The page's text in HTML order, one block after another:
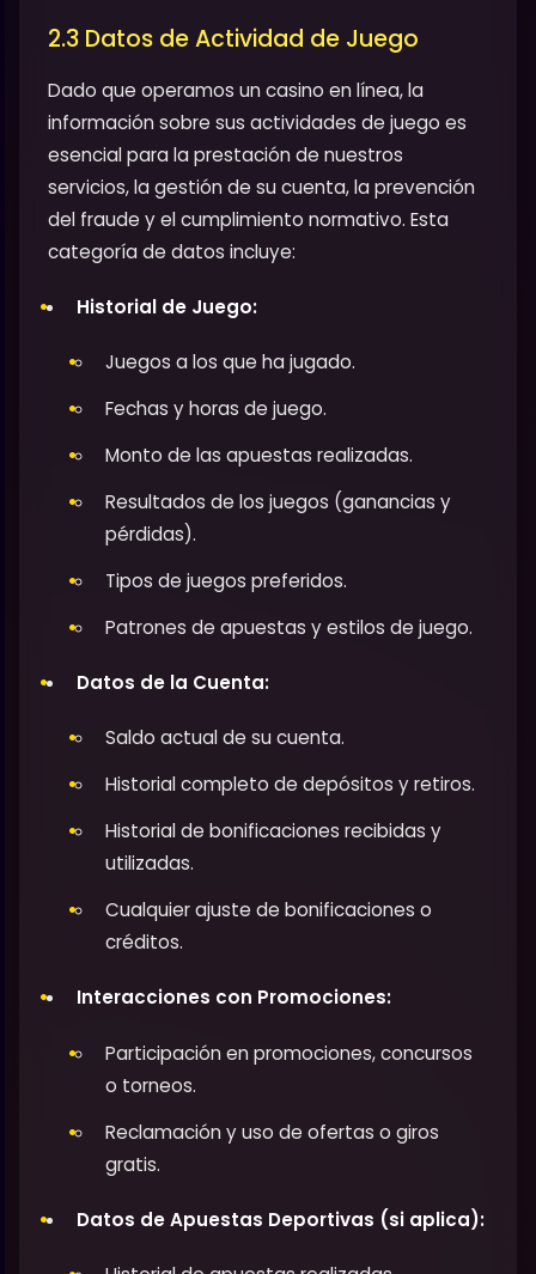
2.3 Datos de Actividad de Juego
Dado que operamos un casino en línea, la
información sobre sus actividades de juego es
esencial para la prestación de nuestros
servicios, la gestión de su cuenta, la prevención
del fraude y el cumplimiento normativo. Esta
categoría de datos incluye:
Historial de Juego:
Juegos a los que ha jugado.
Fechas y horas de juego.
Monto de las apuestas realizadas.
Resultados de los juegos (ganancias y
pérdidas).
Tipos de juegos preferidos.
Patrones de apuestas y estilos de juego.
Datos de la Cuenta:
Saldo actual de su cuenta.
Historial completo de depósitos y retiros.
Historial de bonificaciones recibidas y
utilizadas.
Cualquier ajuste de bonificaciones o
créditos.
Interacciones con Promociones:
Participación en promociones, concursos
o torneos.
Reclamación y uso de ofertas o giros
gratis.
Datos de Apuestas Deportivas (si aplica):